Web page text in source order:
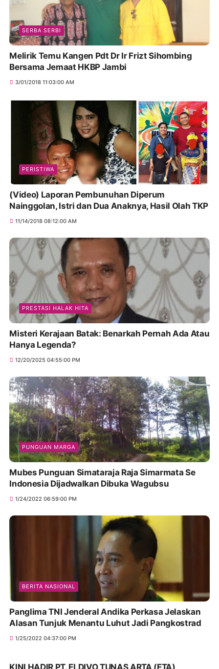
SERBA SERBI
Melirik Temu Kangen Pdt Dr Ir Frizt Sihombing
Bersama Jemaat HKBP Jambi
3/01/2018 11:03:00 AM
PERISTIWA
(Video) Laporan Pembunuhan Diperum
Nainggolan, Istri dan Dua Anaknya, Hasil Olah TKP
11/14/2018 08:12:00 AM
PRESTASI HALAK HITA
Misteri Kerajaan Batak: Benarkah Pernah Ada Atau
Hanya Legenda?
12/20/2025 04:55:00 PM
PUNGUAN MARGA
Mubes Punguan Simataraja Raja Simarmata Se
Indonesia Dijadwalkan Dibuka Wagubsu
1/24/2022 06:59:00 PM
BERITA NASIONAL
Panglima TNI Jenderal Andika Perkasa Jelaskan
Alasan Tunjuk Menantu Luhut Jadi Pangkostrad
1/25/2022 04:37:00 PM
KINI HADIR PT. ELDIVO TUNAS ARTA (ETA)